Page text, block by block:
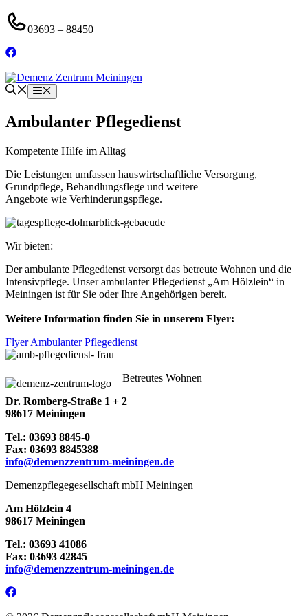
Zum
Inhalt03693 – 88450
Menü
Ambulanter Pflegedienst
Kompetente Hilfe im Alltag
Die Leistungen umfassen hauswirtschaftliche Versorgung,
Grundpflege, Behandlungsflege und weitere
Angebote wie Verhinderungspflege.
Wir bieten:
Der ambulante Pflegedienst versorgt das betreute Wohnen und die
Intensivpflege. Unser ambulanter Pflegedienst „Am Hölzlein“ in
Meiningen ist für Sie oder Ihre Angehörigen bereit.
Weitere Information finden Sie in unserem Flyer:
Flyer Ambulanter Pflegedienst
Betreutes Wohnen
Dr. Romberg-Straße 1 + 2
98617 Meiningen
Tel.: 03693 8845-0
Fax: 03693 8845388
info@demenzzentrum-meiningen.de
Demenzpflegegesellschaft mbH Meiningen
Am Hölzlein 4
98617 Meiningen
Tel.: 03693 41086
Fax: 03693 42845
info@demenzzentrum-meiningen.de